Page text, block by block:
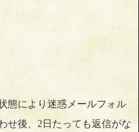
態により迷惑メールフォル
せ後、2日たっても返信がな